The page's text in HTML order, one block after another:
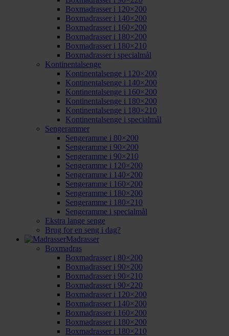
Boxmadrasser i 120×200
Boxmadrasser i 140×200
Boxmadrasser i 160×200
Boxmadrasser i 180×200
Boxmadrasser i 180×210
Boxmadrasser i specialmål
Kontinentalsenge
Kontinentalsenge i 120×200
Kontinentalsenge i 140×200
Kontinentalsenge i 160×200
Kontinentalsenge i 180×200
Kontinentalsenge i 180×210
Kontinentalsenge i specialmål
Sengerammer
Sengeramme i 80×200
Sengeramme i 90×200
Sengeramme i 90×210
Sengeramme i 120×200
Sengeramme i 140×200
Sengeramme i 160×200
Sengeramme i 180×200
Sengeramme i 180×210
Sengeramme i specialmål
Ekstra lange senge
Brug for en seng i dag?
Madrasser
Boxmadras
Boxmadrasser i 80×200
Boxmadrasser i 90×200
Boxmadrasser i 90×210
Boxmadrasser i 90×220
Boxmadrasser i 120×200
Boxmadrasser i 140×200
Boxmadrasser i 160×200
Boxmadrasser i 180×200
Boxmadrasser i 180×210